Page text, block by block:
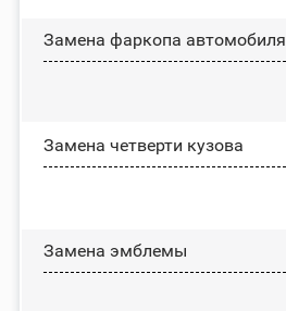
Замена фаркопа автомобиля
Замена четверти кузова
Замена эмблемы